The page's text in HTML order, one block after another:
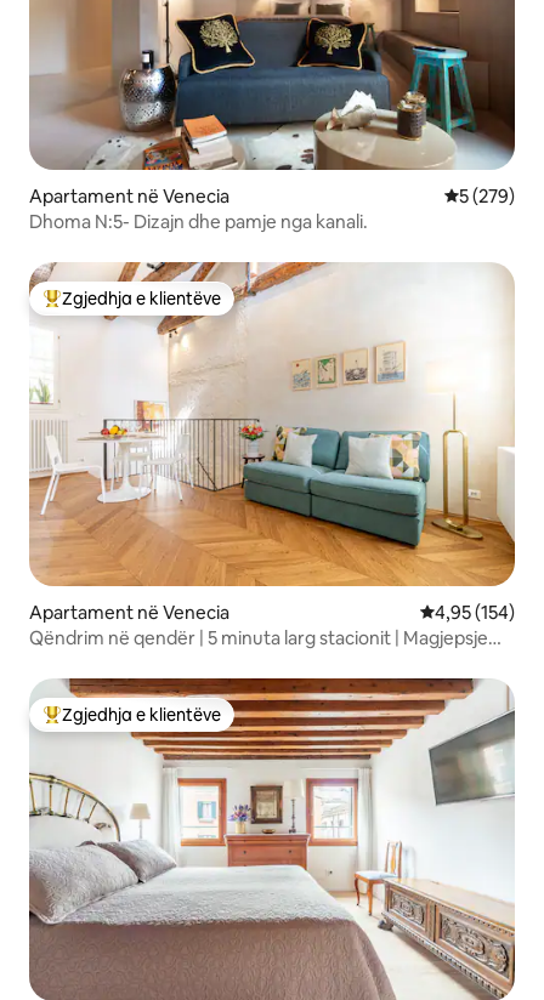
Apartament në Venecia Vlerësimi
5 (279)
Dhoma N:5- Dizajn dhe pamje nga kanali.
Më të mirat e zgjedhjeve të klientëve
Zgjedhja e klientëve
Apartament në Venecia Vlerësimi
4,95 (154)
Qëndrim në qendër | 5 minuta larg stacionit | Magjepsje
Më të mirat e zgjedhjeve të klientëve
Zgjedhja e klientëve